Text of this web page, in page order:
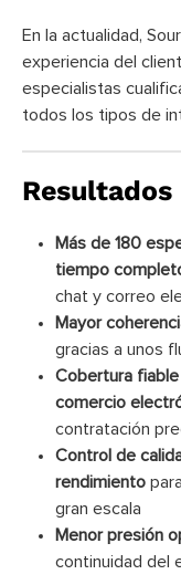
En la actualidad,
experiencia del
especialistas
todos los tipos de
Resultados
Más de 180
tiempo
chat y correo
Mayor
gracias a unos
Cobertura
comercio
contratación
Control de
rendimiento
gran escala
Menor presión
continuidad del